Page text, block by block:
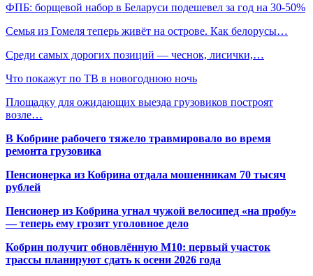
ФПБ: борщевой набор в Беларуси подешевел за год на 30-50%
Семья из Гомеля теперь живёт на острове. Как белорусы…
Среди самых дорогих позиций — чеснок, лисички,…
Что покажут по ТВ в новогоднюю ночь
Площадку для ожидающих выезда грузовиков построят
возле…
В Кобрине рабочего тяжело травмировало во время
ремонта грузовика
Пенсионерка из Кобрина отдала мошенникам 70 тысяч
рублей
Пенсионер из Кобрина угнал чужой велосипед «на пробу»
— теперь ему грозит уголовное дело
Кобрин получит обновлённую М10: первый участок
трассы планируют сдать к осени 2026 года